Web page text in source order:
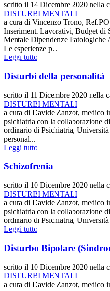
scritto il 14 Dicembre 2020 nella
DISTURBI MENTALI
a cura di Vincenzo Trono,
Inserimenti Lavorativi, Budget di
Mentale Dipendenze
Le esperienze p...
Leggi tutto
Disturbi della personalità
scritto il 11 Dicembre 2020 nella
DISTURBI MENTALI
a cura di Davide Zanzot, medico
psichiatria con la collaborazione
ordinario di Psichiatria, Università
personal...
Leggi tutto
Schizofrenia
scritto il 10 Dicembre 2020 nella
DISTURBI MENTALI
a cura di Davide Zanzot, medico
psichiatria con la collaborazione
ordinario di Psichiatria,
Leggi tutto
Disturbo Bipolare
scritto il 10 Dicembre 2020 nella
DISTURBI MENTALI
a cura di Davide Zanzot, medico